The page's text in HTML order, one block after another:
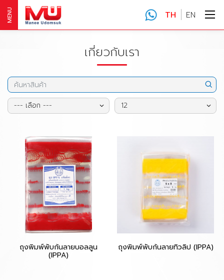
MENU TH EN
เกี่ยวกับเรา
--- เลือก --- 12
ถุงพิมพ์พับก้นลายบอลลูน
(IPPA)
ถุงพิมพ์พับก้นลายทิวลิป (IPPA)